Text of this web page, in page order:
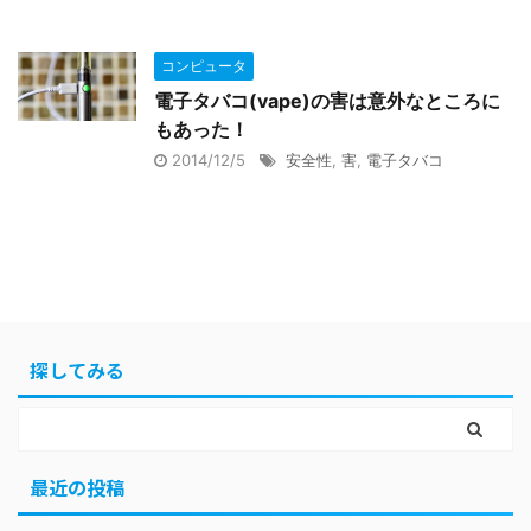
コンピュータ
電子タバコ(vape)の害は意外なところに
もあった！
2014/12/5 安全性 害 電子タバコ
探してみる
最近の投稿